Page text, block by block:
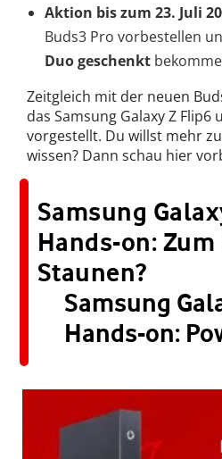
Aktion bis zum 23. Juli
Buds3 Pro vorbestellen
Duo geschenkt
Zeitgleich mit der neuen
das Samsung Galaxy Z Flip6
vorgestellt. Du willst mehr
wissen? Dann schau hier
Samsung
Hands-on:
Staunen?
Samsung
Hands-on: